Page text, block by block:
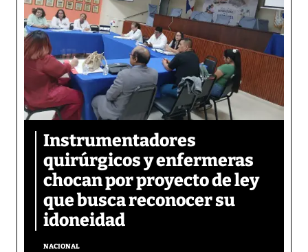
Instrumentadores
quirúrgicos y enfermeras
chocan por proyecto de ley
que busca reconocer su
idoneidad
NACIONAL